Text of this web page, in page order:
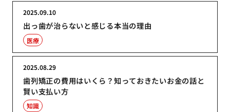
出っ歯が治らないと感じる本当の理由
2025.09.10
医療
歯列矯正の費用はいくら？知っておきたいお金の話と
賢い支払い方
2025.08.29
知識